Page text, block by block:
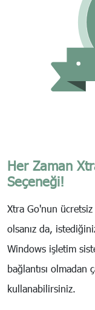
Her Zaman
Seçeneği!
Xtra Go'nun
olsanız da,
Windows işletim
bağlantısı olmadan
kullanabilirsiniz.